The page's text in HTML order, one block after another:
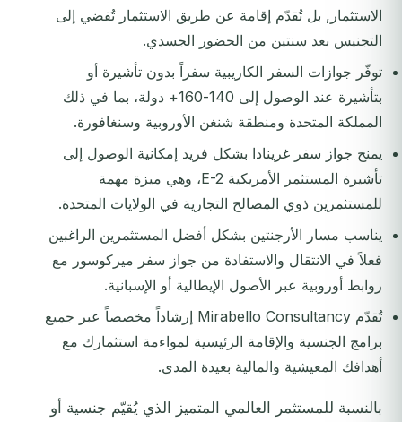
الاستثمار, بل تُقدّم إقامة عن طريق الاستثمار تُفضي إلى
التجنيس بعد سنتين من الحضور الجسدي.
توفّر جوازات السفر الكاريبية سفراً بدون تأشيرة أو
بتأشيرة عند الوصول إلى 140-160+ دولة، بما في ذلك
المملكة المتحدة ومنطقة شنغن الأوروبية وسنغافورة.
يمنح جواز سفر غرينادا بشكل فريد إمكانية الوصول إلى
تأشيرة المستثمر الأمريكية E-2، وهي ميزة مهمة
للمستثمرين ذوي المصالح التجارية في الولايات المتحدة.
يناسب مسار الأرجنتين بشكل أفضل المستثمرين الراغبين
فعلاً في الانتقال والاستفادة من جواز سفر ميركوسور مع
روابط أوروبية عبر الأصول الإيطالية أو الإسبانية.
تُقدّم Mirabello Consultancy إرشاداً مخصصاً عبر جميع
برامج الجنسية والإقامة الرئيسية لمواءمة استثمارك مع
أهدافك المعيشية والمالية بعيدة المدى.
بالنسبة للمستثمر العالمي المتميز الذي يُقيّم جنسية أو